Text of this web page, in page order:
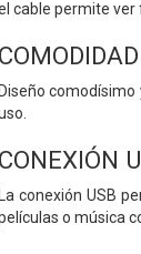
cable permite
Diseño
CONEXIÓN
La conexión USB
o música